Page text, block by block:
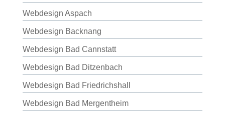
Webdesign Aspach
Webdesign Backnang
Webdesign Bad Cannstatt
Webdesign Bad Ditzenbach
Webdesign Bad Friedrichshall
Webdesign Bad Mergentheim